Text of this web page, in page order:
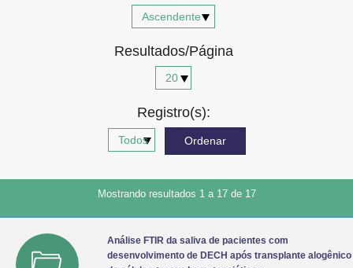
Resultados/Página
Registro(s):
Mostrando resultados 1 a 17 de 17
Análise FTIR da saliva de pacientes com
desenvolvimento de DECH após transplante alogênico